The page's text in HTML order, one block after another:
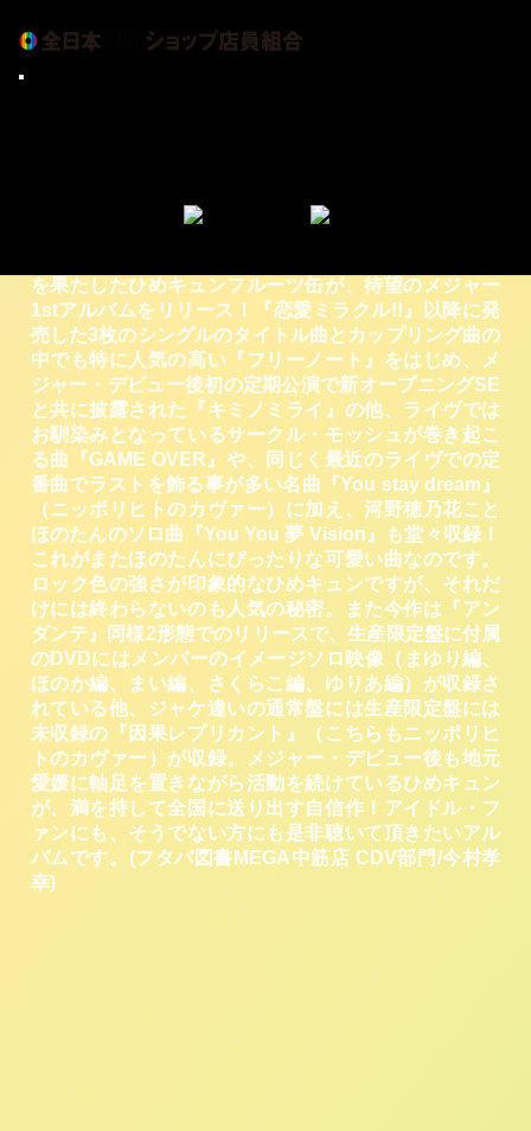
全日本CDショップ店員組合について
第5回ＣＤショップ大賞2013「中国四国ブロック賞」
を果たしたひめキュンフルーツ缶が、待望のメジャー
1stアルバムをリリース！『恋愛ミラクル!!』以降に発
売した3枚のシングルのタイトル曲とカップリング曲の
中でも特に人気の高い『フリーノート』をはじめ、メ
ジャー・デビュー後初の定期公演で新オープニングSE
と共に披露された『キミノミライ』の他、ライヴでは
お馴染みとなっているサークル・モッシュが巻き起こ
る曲『GAME OVER』や、同じく最近のライヴでの定
番曲でラストを飾る事が多い名曲『You stay dream』
（ニッポリヒトのカヴァー）に加え、河野穂乃花こと
ほのたんのソロ曲『You You 夢 Vision』も堂々収録！
これがまたほのたんにぴったりな可愛い曲なのです。
ロック色の強さが印象的なひめキュンですが、それだ
けには終わらないのも人気の秘密。また今作は『アン
ダンテ』同様2形態でのリリースで、生産限定盤に付属
のDVDにはメンバーのイメージソロ映像（まゆり編、
ほのか編、まい編、さくらこ編、ゆりあ編）が収録さ
れている他、ジャケ違いの通常盤には生産限定盤には
未収録の『因果レプリカント』（こちらもニッポリヒ
トのカヴァー）が収録。メジャー・デビュー後も地元
愛媛に軸足を置きながら活動を続けているひめキュン
が、満を持して全国に送り出す自信作！アイドル・フ
ァンにも、そうでない方にも是非聴いて頂きたいアル
バムです。(フタバ図書MEGA中筋店 CDV部門/今村孝
幸)